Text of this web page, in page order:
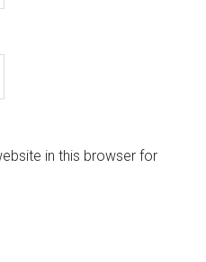
in this browser for